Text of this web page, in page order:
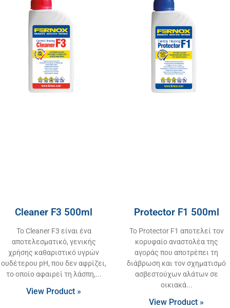
Cleaner F3 500ml
Το Cleaner F3 είναι ένα
αποτελεσματικό, γενικής
χρήσης καθαριστικό υγρών
ουδέτερου pH, που δεν αφρίζει,
το οποίο αφαιρεί τη λάσπη,
View Product »
Protector F1 500ml
Το Protector F1 αποτελεί τον
κορυφαίο αναστολέα της
αγοράς που αποτρέπει τη
διάβρωση και τον σχηματισμό
ασβεστούχων αλάτων σε
οικιακά
View Product »